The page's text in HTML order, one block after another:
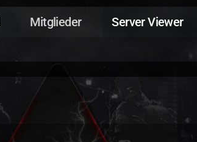
Mitglieder Server Viewer